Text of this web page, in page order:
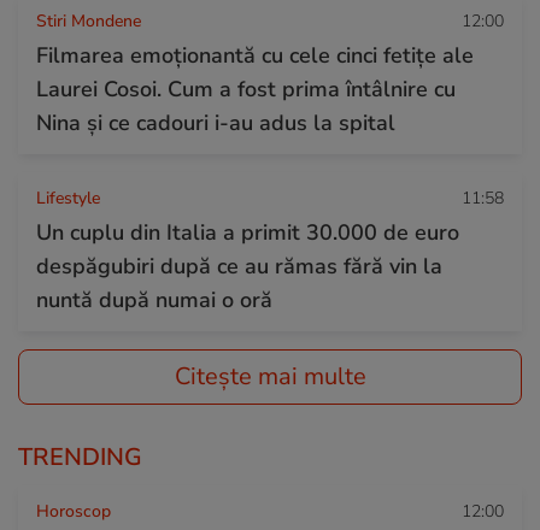
Stiri Mondene 12:00
Filmarea emoționantă cu cele cinci fetițe ale
Laurei Cosoi. Cum a fost prima întâlnire cu
Nina și ce cadouri i-au adus la spital
Lifestyle 11:58
Un cuplu din Italia a primit 30.000 de euro
despăgubiri după ce au rămas fără vin la
nuntă după numai o oră
Citește mai multe
TRENDING
Horoscop 12:00